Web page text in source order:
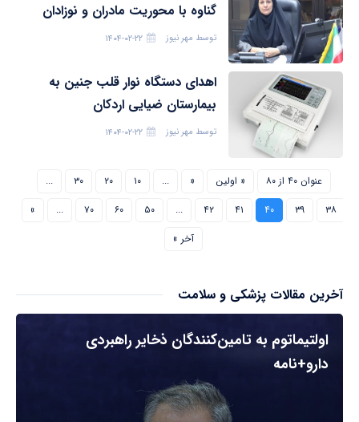
گناوه با محوریت مادران و نوزادان
توسط مهر نیوز ۱۴۰۴-۰۲-۲۲
اهدای دستگاه نوار قلب جنین به
بیمارستان ضیایی اردکان
توسط مهر نیوز ۱۴۰۴-۰۲-۲۲
عنوان ۴۰ از ۸۰ « اولین «
... ۱۰ ۲۰ ۳۰
...
۳۸
۳۹ ۴۰ ۴۱ ۴۲ ... ۵۰ ۶۰ ۷۰ ...
»
آخر »
آخرین مقالات پزشکی و سلامت
اولتیماتوم به تامین‌کنندگان ذخایر راهبردی
دارو+نامه